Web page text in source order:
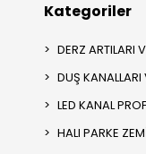
Kategoriler
DERZ ARTILARI
DUŞ KANALLARI
LED KANAL
HALI PARKE